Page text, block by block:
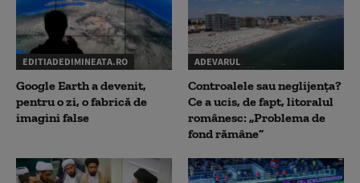
EDITIADEDIMINEATA.RO
Google Earth a devenit,
pentru o zi, o fabrică de
imagini false
ADEVARUL
Controalele sau neglijența?
Ce a ucis, de fapt, litoralul
românesc: „Problema de
fond rămâne”